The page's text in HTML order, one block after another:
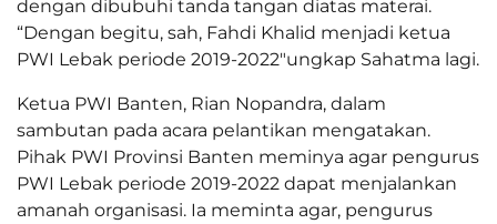
dengan dibubuhi tanda tangan diatas materai.
“Dengan begitu, sah, Fahdi Khalid menjadi ketua
PWI Lebak periode 2019-2022″ungkap Sahatma lagi.
Ketua PWI Banten, Rian Nopandra, dalam
sambutan pada acara pelantikan mengatakan.
Pihak PWI Provinsi Banten meminya agar pengurus
PWI Lebak periode 2019-2022 dapat menjalankan
amanah organisasi. Ia meminta agar, pengurus